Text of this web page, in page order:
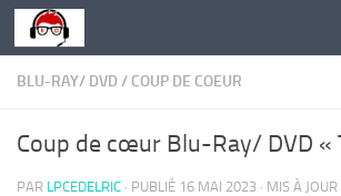
Skip to content
BLU-RAY/ DVD / COUP DE COEUR
Coup de cœur Blu-Ray/ DVD «
PAR LPCEDELRIC · PUBLIÉ 16 MAI 2023 · MIS À JOUR